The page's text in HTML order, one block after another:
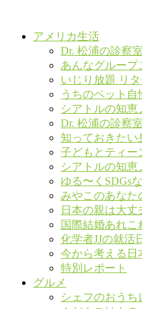
アメリカ生活
Dr. 松浦の診察
あんなグループ
いじり放題 リ
うちのペット自
シアトルの知恵
Dr. 松浦の診察
知っておきたい
子どもとティー
シアトルの知恵
ゆる〜くSDGs
みやこのあなた
日本の親は大
国際結婚あれこ
化学者JJの就活
今から考える日
特別レポート
グルメ
シェフのおうち